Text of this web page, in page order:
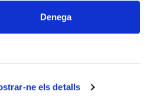
ne els detalls
Denega